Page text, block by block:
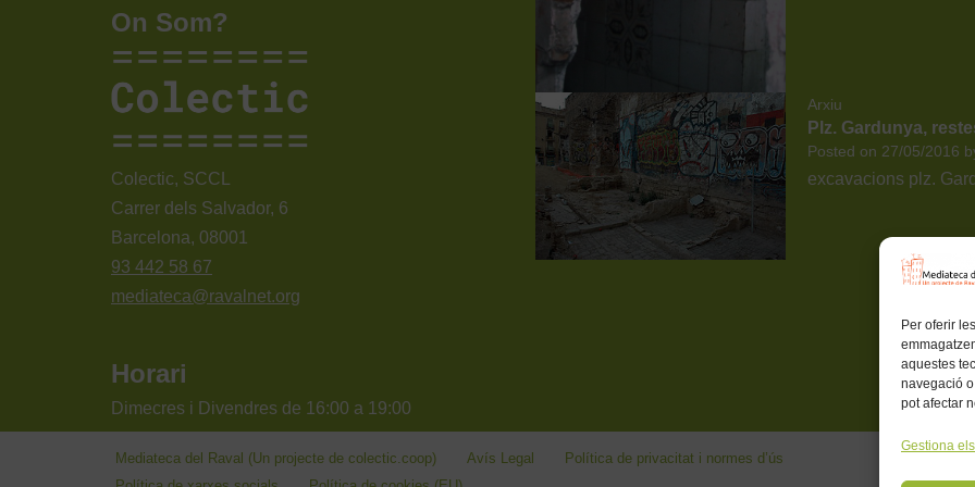
Per oferir
aquestes
navegació
pot afectar
Gestiona
On Som?
Colectic, SCCL
Carrer dels Salvador, 6
Barcelona, 08001
93 442 58 67
mediateca@ravalnet.org
Horari
Dimecres i Divendres de 16:00 a 19:00
Arxiu
Plz. Gardunya,
Posted on 27/05/2016
excavacions plz.
Mediateca del Raval (Un projecte de colectic.coop) Avís Legal
Política de privacitat i normes d’ús